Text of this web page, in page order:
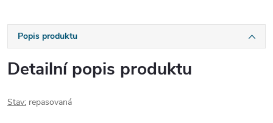
Popis produktu
Detailní popis produktu
Stav: repasovaná